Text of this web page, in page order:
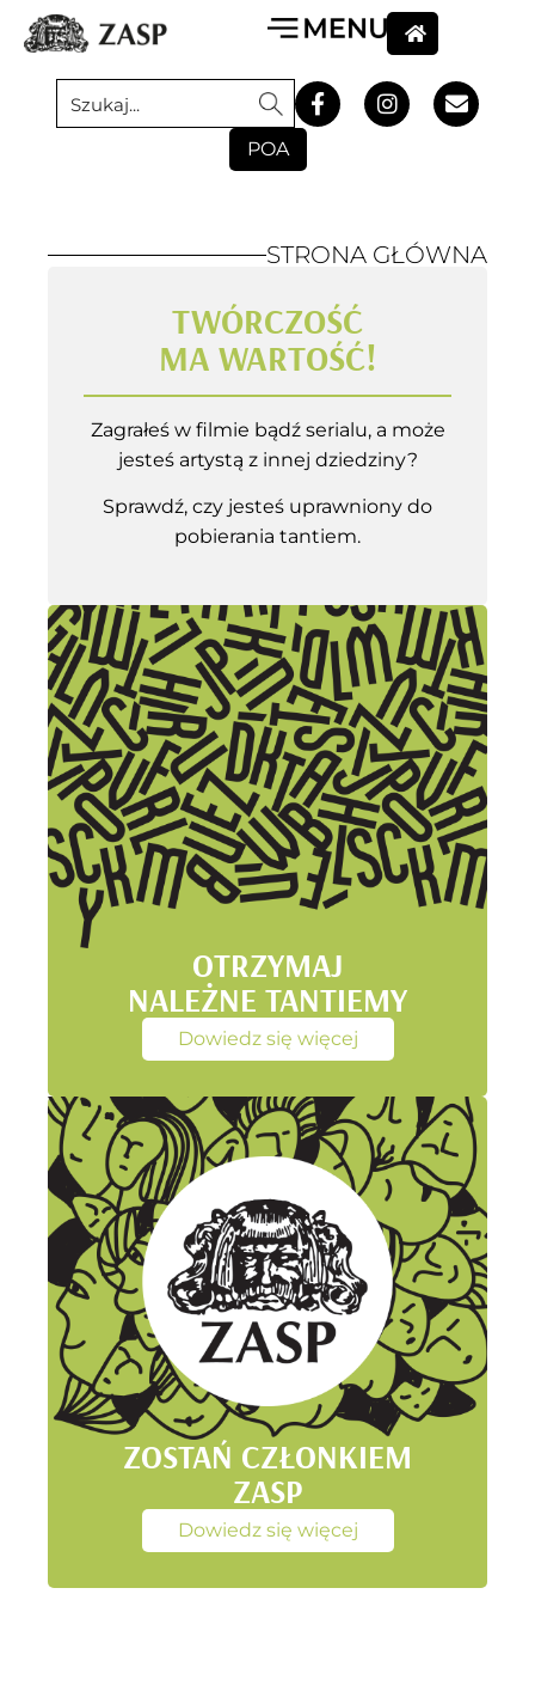
POA
STRONA GŁÓWNA
TWÓRCZOŚĆ
MA WARTOŚĆ!
Zagrałeś w filmie bądź serialu, a może
jesteś artystą z innej dziedziny?
Sprawdź, czy jesteś uprawniony do
pobierania tantiem.
OTRZYMAJ
NALEŻNE TANTIEMY
Dowiedz się więcej
ZOSTAŃ CZŁONKIEM
ZASP
Dowiedz się więcej